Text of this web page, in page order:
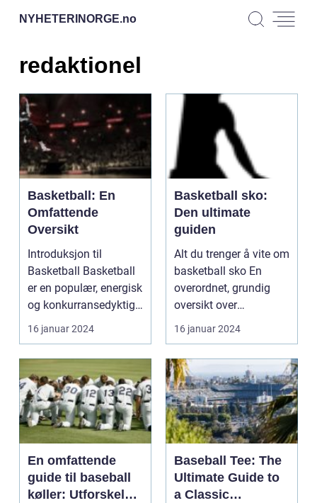
NYHETERINORGE.no
redaktionel
Basketball: En
Omfattende
Oversikt
Introduksjon til
Basketball Basketball
er en populær, energisk
og konkurransedyktig
sport som spill...
16 januar 2024
Basketball sko:
Den ultimate
guiden
Alt du trenger å vite om
basketball sko En
overordnet, grundig
oversikt over
16 januar 2024
En omfattende
guide til baseball
køller: Utforskelse
Baseball Tee: The
Ultimate Guide to
a Classic